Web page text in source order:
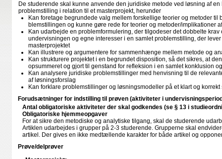
De studerende skal kunne anvende den juridiske metode ved løsning af
problemstilling i relation til et masterprojekt, herunder
Kan foretage begrundede valg mellem forskellige teorier og metoder til
blemstillingen og kunne gøre rede for teorier og metoder/implikationer
Kan udarbejde en problemformulering, der tilgodeser det dobbelte
undervisningen og egne interesser i en samlet problemstilling, der
masterprojektet
Kan illustrere og argumentere for sammenhænge mellem metode og
Kan strukturere projektet i en begrundet disposition, så det sikres, at
opsummeret og gjort til genstand for refleksion i en samlet konklusion
Kan analysere juridiske problemstillinger med henvisning til de
af løsningsforslag
Kan forklare problemstillinger og løsningsmodeller på et klart og korrekt
Forudsætninger for indstilling til prøven (aktiviteter i
Antal obligatoriske aktiviteter der skal godkendes (se § 13 i
Obligatoriske hjemmeopgaver
For at sikre den metodiske og analytiske tilgang, skal de studerende
Artiklen udarbejdes i grupper på 2-3 studerende. Grupperne skal
artikel. Der gives en ikke medtællende karakter for både artikel og
Prøve/delprøver